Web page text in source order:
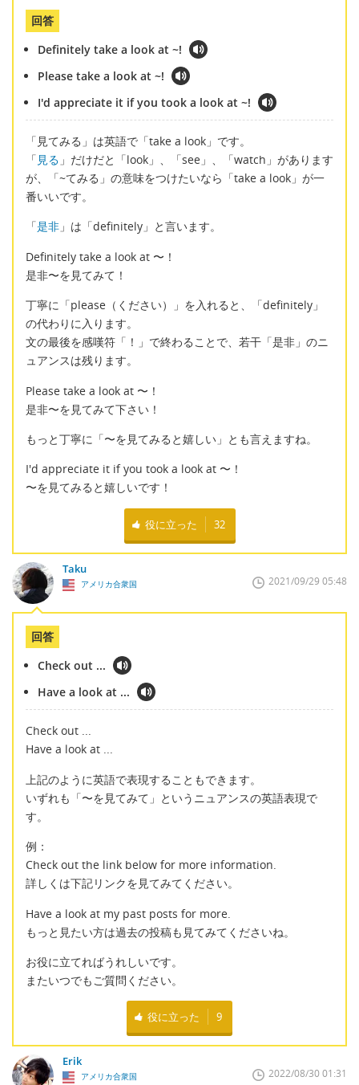
回答
Definitely take a look at ~!
Please take a look at ~!
I'd appreciate it if you took a look at ~!
「見てみる」は英語で「take a look」です。
「 見る 」だけだと「look」、「see」、「watch」があります
が、「~てみる」の意味をつけたいなら「take a look」が一
番いいです。
「是非 」は「definitely」と言います。
Definitely take a look at 〜！
是非〜を見てみて！
丁寧に「please（ください）」を入れると、「definitely」
の代わりに入ります。
文の最後を感嘆符「！」で終わることで、若干「是非」のニ
ュアンスは残ります。
Please take a look at 〜！
是非〜を見てみて下さい！
もっと丁寧に「〜を見てみると嬉しい」とも言えますね。
I'd appreciate it if you took a look at 〜！
〜を見てみると嬉しいです！
役に立った 32
Taku
アメリカ合衆国 2021/09/29 05:48
回答
Check out ...
Have a look at ...
Check out ...
Have a look at ...
上記のように英語で表現することもできます。
いずれも「〜を見てみて」というニュアンスの英語表現で
す。
例：
Check out the link below for more information.
詳しくは下記リンクを見てみてください。
Have a look at my past posts for more.
もっと見たい方は過去の投稿も見てみてくださいね。
お役に立てればうれしいです。
またいつでもご質問ください。
役に立った 9
Erik
アメリカ合衆国 2022/08/30 01:31